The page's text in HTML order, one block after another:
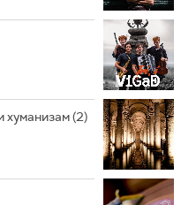
РАДИО ЏЕЗЕР
хуманизам (2)